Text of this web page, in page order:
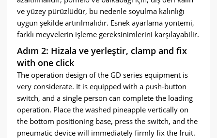
ve yüzey pürüzlüdür, bu nedenle soyulma kalınlığı
uygun şekilde artırılmalıdır. Esnek ayarlama yöntemi,
farklı meyvelerin işleme gereksinimlerini karşılayabilir.
Adım 2: Hizala ve yerleştir, clamp and fix
with one click
The operation design of the GD series equipment is
very considerate. It is equipped with a push-button
switch, and a single person can complete the loading
operation. Place the washed pineapple vertically on
the bottom positioning base, press the switch, and the
pneumatic device will immediately firmly fix the fruit.